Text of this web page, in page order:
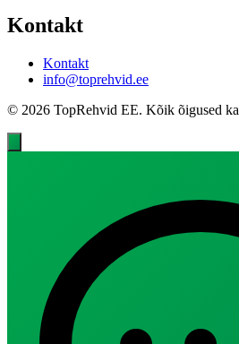
Kontakt
Kontakt
info@toprehvid.ee
© 2026 TopRehvid EE. Kõik õigused